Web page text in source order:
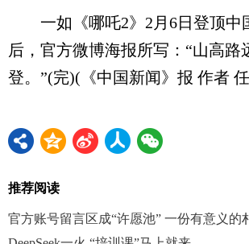
一如《哪吒2》2月6日登顶中
后，官方微博海报所写：“山高路
登。”(完)(《中国新闻》报 作者
推荐阅读
官方账号留言区成“许愿池” 一份有意义的